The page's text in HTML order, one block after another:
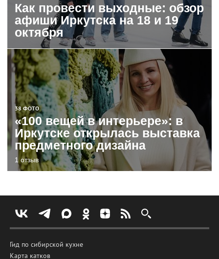
Как провести выходные: обзор
афиши Иркутска на 18 и 19
октября
38 ФОТО
«100 вещей в интерьере»: в
Иркутске открылась выставка
предметного дизайна
1 отзыв
Гид по сибирской кухне
Карта катков